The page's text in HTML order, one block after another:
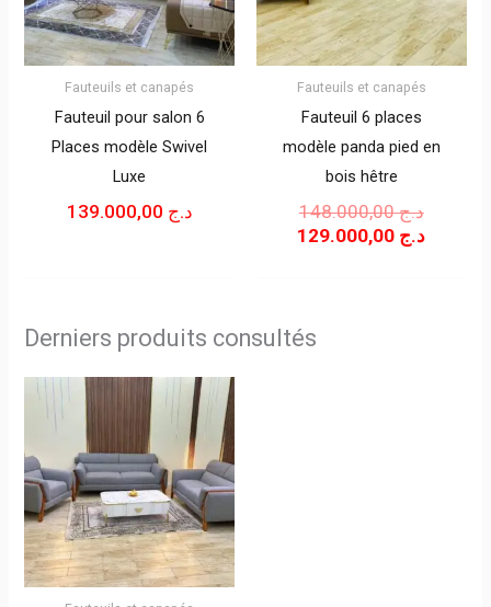
Fauteuils et canapés
Fauteuil pour salon 6
Places modèle Swivel
Luxe
د.ج
Fauteuils et canapés
Fauteuil 6 places
modèle panda pied en
bois hêtre
د.ج148.000,00
د.ج
Derniers produits consultés